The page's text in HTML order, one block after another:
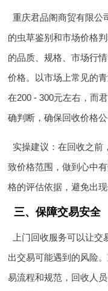
重庆君品阁商贸有限公
的虫草鉴别和市场价格
的品质、规格、市场行
价格。以市场上常见的
在200 - 300元左右，而
确判断，确保回收价格公
实操建议：在回收之前
致价格范围，做到心中
格的评估依据，避免出
三、保障交易安全
上门回收服务可以让
出交易可能遇到的风险
易流程和规范，回收人